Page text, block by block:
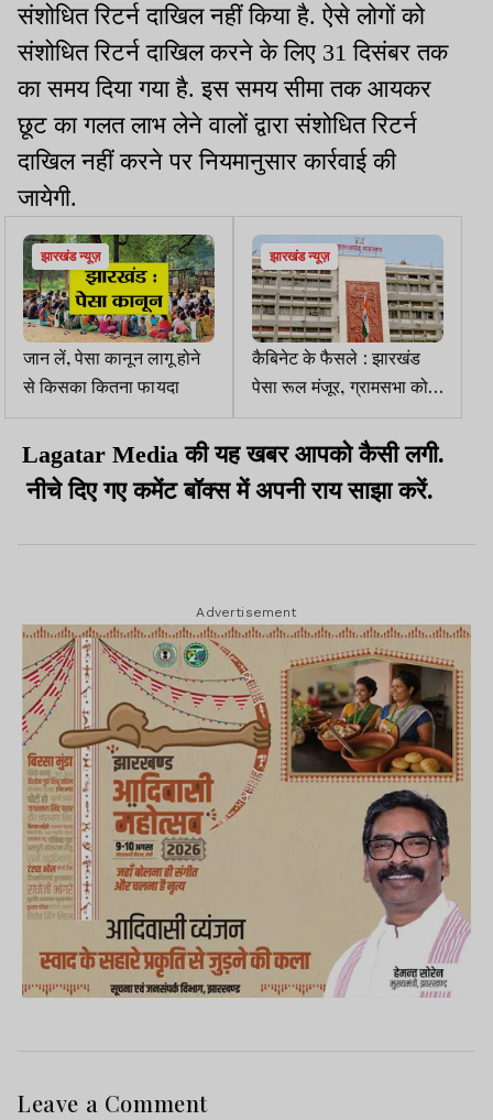
संशोधित रिटर्न दाखिल नहीं किया है. ऐसे लोगों को
संशोधित रिटर्न दाखिल करने के लिए 31 दिसंबर तक
का समय दिया गया है. इस समय सीमा तक आयकर
छूट का गलत लाभ लेने वालों द्वारा संशोधित रिटर्न
दाखिल नहीं करने पर नियमानुसार कार्रवाई की
जायेगी.
झारखंड न्यूज़
जान लें, पेसा कानून लागू होने
से किसका कितना फायदा
झारखंड न्यूज़
कैबिनेट के फैसले : झारखंड
पेसा रूल मंजूर, ग्रामसभा को
मिलेगा अधिकार
Lagatar Media की यह खबर आपको कैसी लगी.
नीचे दिए गए कमेंट बॉक्स में अपनी राय साझा करें.
Advertisement
Leave a Comment